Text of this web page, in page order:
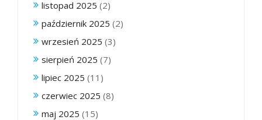
listopad 2025 (2)
październik 2025 (2)
wrzesień 2025 (3)
sierpień 2025 (7)
lipiec 2025 (11)
czerwiec 2025 (8)
maj 2025 (15)